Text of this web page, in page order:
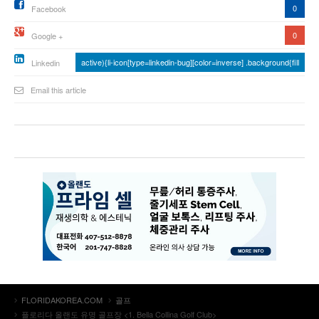
Facebook 0
Google + 0
Linkedin active){li-icon[type=linkedin-bug][color=inverse] .background{fill
Email this article
FLORIDAKOREA.COM
골프
플로리다 올랜도 유명 골프장 <1. Bella Collina Golf Club>